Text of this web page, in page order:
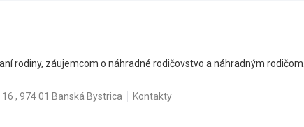
rodiny, záujemcom o náhradné rodičovstvo a náhradným
, 974 01 Banská Bystrica Kontakty